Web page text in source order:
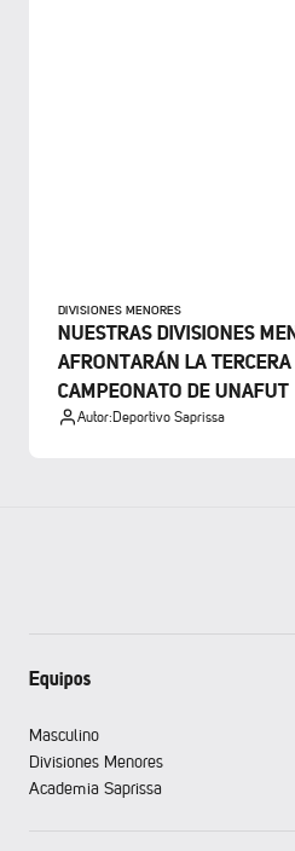
DIVISIONES MENORES
NUESTRAS DIVISIONES
AFRONTARÁN LA
CAMPEONATO DE UNAFUT
Autor:Deportivo Saprissa
Equipos
Masculino
Divisiones Menores
Academia Saprissa